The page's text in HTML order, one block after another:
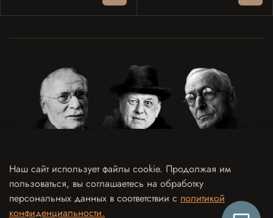
Договор оферты
Политика конфиденциальности и обработки персональных данных
Согласие на обработку персональных данных
Согласие на рекламно-информационные рассылки
Наш сайт использует файлы cookie. Продолжая им
пользоваться, вы соглашаетесь на обработку
персональных данных в соответствии с политикой
конфиденциальности.